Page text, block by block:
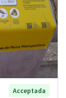
Acceptada